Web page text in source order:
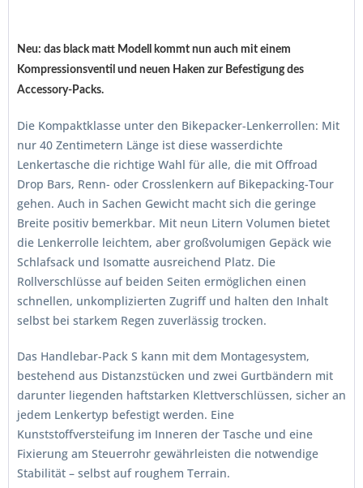
Neu: das black matt Modell kommt nun auch mit einem
Kompressionsventil und neuen Haken zur Befestigung des
Accessory-Packs.
Die Kompaktklasse unter den Bikepacker-Lenkerrollen: Mit
nur 40 Zentimetern Länge ist diese wasserdichte
Lenkertasche die richtige Wahl für alle, die mit Offroad
Drop Bars, Renn- oder Crosslenkern auf Bikepacking-Tour
gehen. Auch in Sachen Gewicht macht sich die geringe
Breite positiv bemerkbar. Mit neun Litern Volumen bietet
die Lenkerrolle leichtem, aber großvolumigen Gepäck wie
Schlafsack und Isomatte ausreichend Platz. Die
Rollverschlüsse auf beiden Seiten ermöglichen einen
schnellen, unkomplizierten Zugriff und halten den Inhalt
selbst bei starkem Regen zuverlässig trocken.
Das Handlebar-Pack S kann mit dem Montagesystem,
bestehend aus Distanzstücken und zwei Gurtbändern mit
darunter liegenden haftstarken Klettverschlüssen, sicher an
jedem Lenkertyp befestigt werden. Eine
Kunststoffversteifung im Inneren der Tasche und eine
Fixierung am Steuerrohr gewährleisten die notwendige
Stabilität – selbst auf roughem Terrain.